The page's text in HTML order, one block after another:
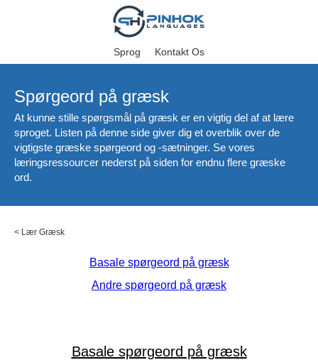
Sprog Kontakt Os
Spørgeord på græsk
At kunne stille spørgsmål på græsk er en vigtig del af at lære
sproget. Listen på denne side giver dig et overblik over de
vigtigste græske spørgeord og -sætninger. Se vores
læringsressourcer nederst på siden for endnu flere græske
ord.
< Lær Græsk
Basale spørgeord på græsk
Andre spørgeord på græsk
Basale spørgeord på græsk